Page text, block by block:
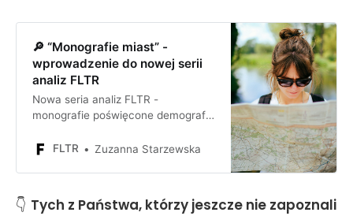
🔎 “Monografie miast” -
wprowadzenie do nowej serii
analiz FLTR
Nowa seria analiz FLTR -
monografie poświęcone demografii,
nieruchomości poszczególnych
FLTR Zuzanna Starzewska
👇 Tych z Państwa, którzy jeszcze nie zapoznali